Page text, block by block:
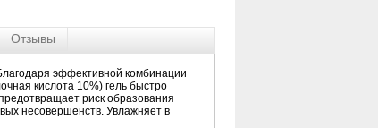
Отзывы
эффективной комбинации
кислота 10%) гель быстро
риск образования
несовершенств. Увлажняет в